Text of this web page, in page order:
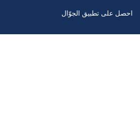
احصل على تطبيق الجوّال